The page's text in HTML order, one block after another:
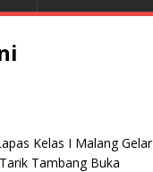
Kelas I Malang Gelar
Tambang Buka